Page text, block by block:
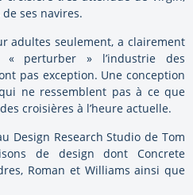
ses navires.
adultes seulement, a clairement
perturber » l’industrie des
pas exception. Une conception
ne ressemblent pas à ce que
croisières à l’heure actuelle.
Design Research Studio de Tom
de design dont Concrete
Roman et Williams ainsi que